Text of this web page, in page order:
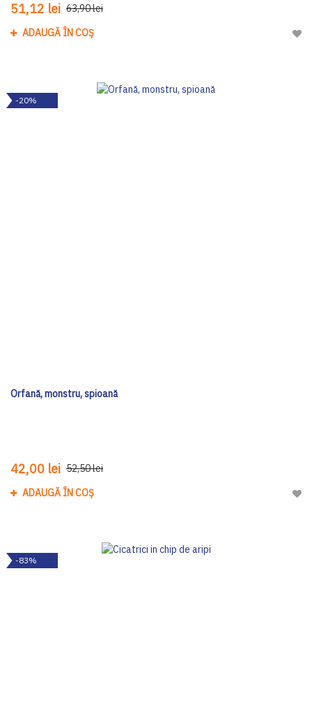
51,12 lei 63,90 lei
ADAUGĂ ÎN COȘ
-20%
Orfană, monstru, spioană
42,00 lei 52,50 lei
ADAUGĂ ÎN COȘ
-83%